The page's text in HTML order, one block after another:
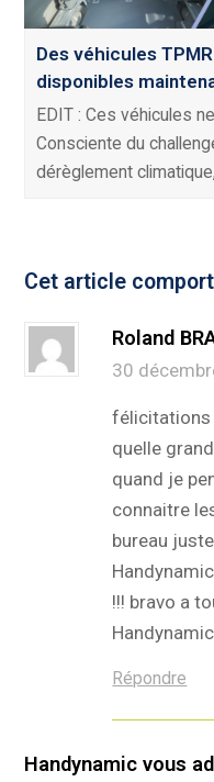
Des véhicules
disponibles
EDIT : Ces véhicules
Consciente du
dérèglement
Cet article
Roland
30
félicitations
quelle
quand je
connaitre
bureau
!!! bravo a
Répondre
Handynamic vous